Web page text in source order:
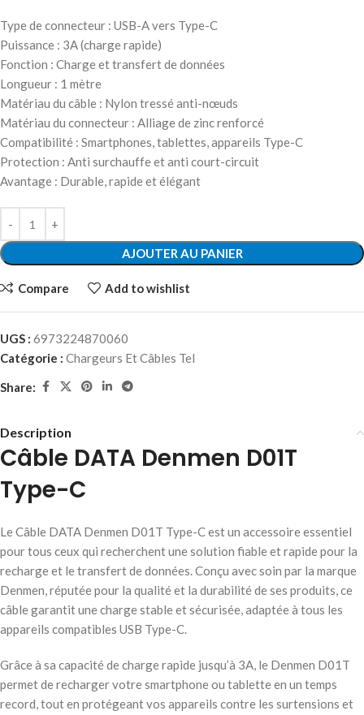
Type de connecteur : USB-A vers Type-C
Puissance : 3A (charge rapide)
Fonction : Charge et transfert de données
Longueur : 1 mètre
Matériau du câble : Nylon tressé anti-nœuds
Matériau du connecteur : Alliage de zinc renforcé
Compatibilité : Smartphones, tablettes, appareils Type-C
Protection : Anti surchauffe et anti court-circuit
Avantage : Durable, rapide et élégant
AJOUTER AU PANIER
Compare Add to wishlist
UGS : 6973224870060
Catégorie : Chargeurs Et Câbles Tel
Share:
Description
Câble DATA Denmen D01T
Type-C
Le Câble DATA Denmen D01T Type-C est un accessoire essentiel
pour tous ceux qui recherchent une solution fiable et rapide pour la
recharge et le transfert de données. Conçu avec soin par la marque
Denmen, réputée pour la qualité et la durabilité de ses produits, ce
câble garantit une charge stable et sécurisée, adaptée à tous les
appareils compatibles USB Type-C.
Grâce à sa capacité de charge rapide jusqu’à 3A, le Denmen D01T
permet de recharger votre smartphone ou tablette en un temps
record, tout en protégeant vos appareils contre les surtensions et